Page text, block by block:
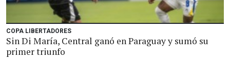
COPA LIBERTADORES
Sin Di María, Central ganó en Paraguay y sumó su
primer triunfo